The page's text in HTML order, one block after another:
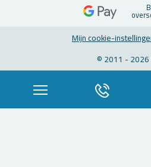
Mijn coo­kie-
© 2011 - 2026